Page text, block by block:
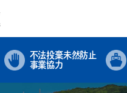
不法投棄未然防止
事業協力